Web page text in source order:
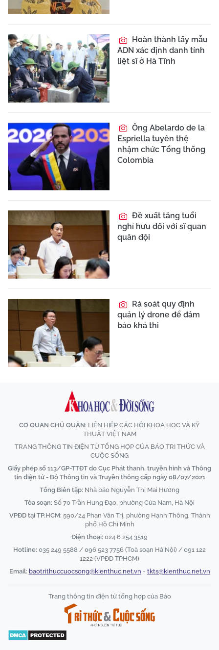
Hoàn thành lấy mẫu
ADN xác định danh tính
liệt sĩ ở Hà Tĩnh
Ông Abelardo de la
Espriella tuyên thệ
nhậm chức Tổng thống
Colombia
Đề xuất tăng tuổi
nghỉ hưu đối với sĩ quan
quân đội
Rà soát quy định
quản lý drone để đảm
bảo khả thi
CƠ QUAN CHỦ QUẢN: LIÊN HIỆP CÁC HỘI KHOA HỌC VÀ KỸ
THUẬT VIỆT NAM
TRANG THÔNG TIN ĐIỆN TỬ TỔNG HỢP CỦA BÁO TRI THỨC VÀ
CUỘC SỐNG
Giấy phép số 113/GP-TTĐT do Cục Phát thanh, truyền hình và Thông
tin điện tử - Bộ Thông tin và Truyền thông cấp ngày 08/07/2021
Tổng Biên tập: Nhà báo Nguyễn Thị Mai Hương
Tòa soạn: Số 70 Trần Hưng Đạo, phường Cửa Nam, Hà Nội
VPĐD tại TP.HCM: 590/24 Phan Văn Trị, phường Hạnh Thông, Thành
phố Hồ Chí Minh
Điện thoại: 024 6 254 3519
Hotline: 035 249 5588 / 096 523 7756 (Toà soạn Hà Nội) / 091 122
1222 (VPĐD TPHCM)
Email: baotrithuccuocsong@kienthuc.net.vn - tkts@kienthuc.net.vn
Trang thông tin điện tử tổng hợp của Báo